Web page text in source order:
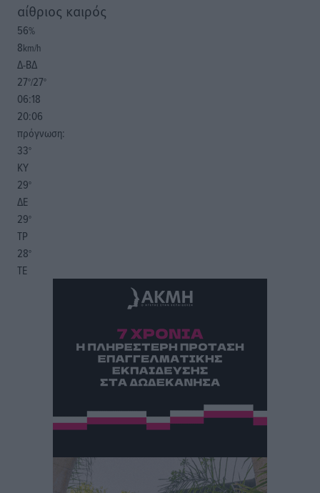
αίθριος καιρός
56%
8km/h
Δ-ΒΔ
27°/27°
06:18
20:06
πρόγνωση:
33°
ΚΥ
29°
ΔΕ
29°
ΤΡ
28°
ΤΕ